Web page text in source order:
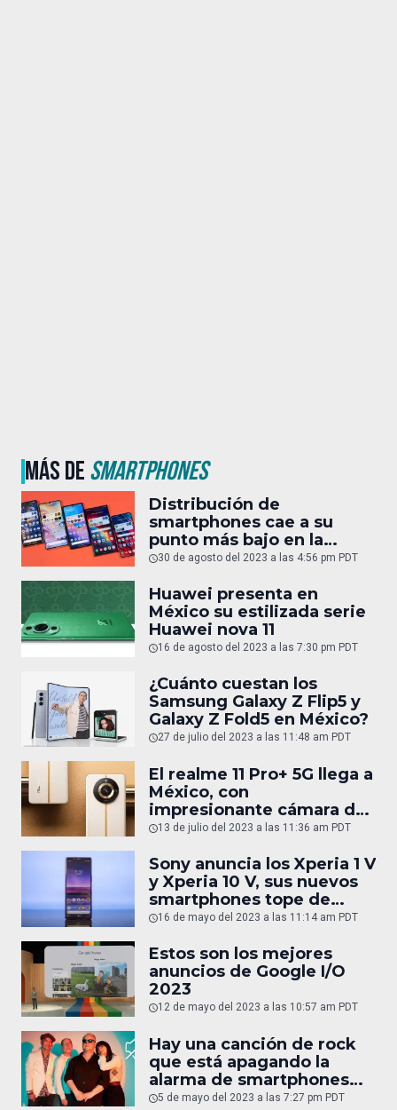
MÁS DESMARTPHONES
Distribución de
smartphones cae a su
punto más bajo en la
última década
30 de agosto del 2023 a las 4:56 pm PDT
Huawei presenta en
México su estilizada serie
Huawei nova 11
16 de agosto del 2023 a las 7:30 pm PDT
¿Cuánto cuestan los
Samsung Galaxy Z Flip5 y
Galaxy Z Fold5 en México?
27 de julio del 2023 a las 11:48 am PDT
El realme 11 Pro+ 5G llega a
México, con
impresionante cámara de
200 MP
13 de julio del 2023 a las 11:36 am PDT
Sony anuncia los Xperia 1 V
y Xperia 10 V, sus nuevos
smartphones tope de
gama
16 de mayo del 2023 a las 11:14 am PDT
Estos son los mejores
anuncios de Google I/O
2023
12 de mayo del 2023 a las 10:57 am PDT
Hay una canción de rock
que está apagando la
alarma de smartphones
Android sin querer
5 de mayo del 2023 a las 7:27 pm PDT